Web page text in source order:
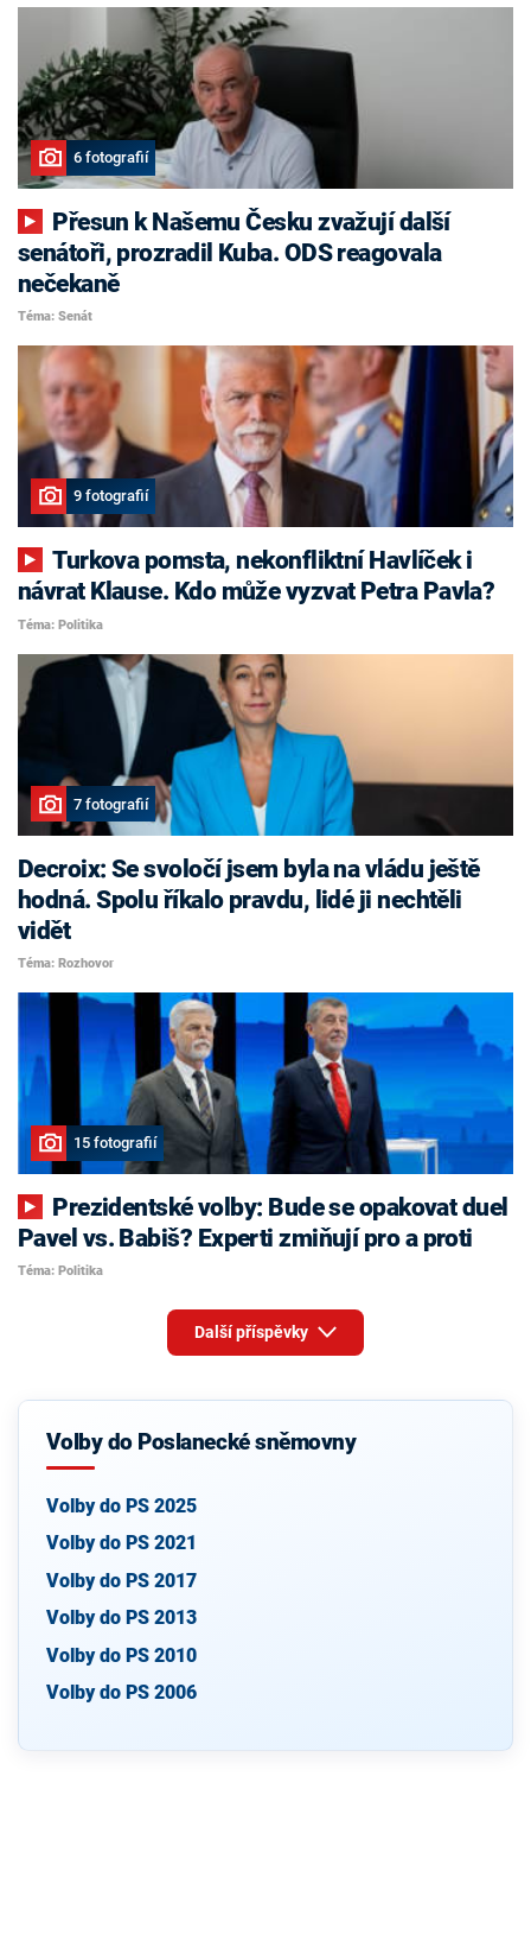
6 fotografií
senátoři, prozradil Kuba. ODS reagovala
nečekaně
Téma: Senát
9 fotografií
Turkova pomsta, nekonfliktní Havlíček i
návrat Klause. Kdo může vyzvat Petra Pavla?
Téma: Politika
7 fotografií
Decroix: Se svoločí jsem byla na vládu ještě
hodná. Spolu říkalo pravdu, lidé ji nechtěli
vidět
Téma: Rozhovor
15 fotografií
Pavel vs. Babiš? Experti zmiňují pro a proti
Téma: Politika
Další příspěvky
Volby do Poslanecké sněmovny
Volby do PS 2025
Volby do PS 2021
Volby do PS 2017
Volby do PS 2013
Volby do PS 2010
Volby do PS 2006